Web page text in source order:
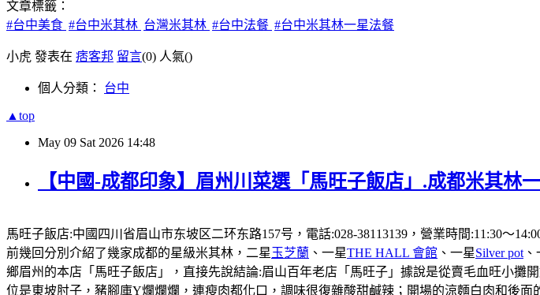
文章標籤：
#台中美食 #台中米其林 台灣米其林 #台中法餐 #台中米其林一星法餐
小虎 發表在 痞客邦 留言(0) 人氣()
個人分類： 台中
▲top
May 09 Sat 2026 14:48
【中國-成都印象】眉州川菜選「馬旺子飯店」.成都米其林
馬旺子飯店:中國四川省眉山市东坡区二环东路157号，電話:028-38113139，營業時間:11:30〜
前幾回分別介紹了幾家成都的星級米其林，二星 玉芝蘭 、一星THE HALL 會館 、一星Silver pot
鄉眉州的本店「馬旺子飯店」，直接先說結論:眉山百年老店「馬旺子」據說是從賣毛血旺小
位是東坡肘子，豬腳庫Y爛爛爛，連瘦肉都化口，調味很復雜酸甜鹹辣；開場的涼麵白肉和後